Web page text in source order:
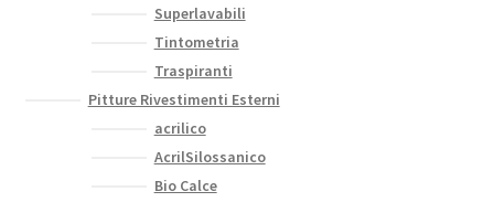
Superlavabili
Tintometria
Traspiranti
Pitture Rivestimenti Esterni
acrilico
AcrilSilossanico
Bio Calce